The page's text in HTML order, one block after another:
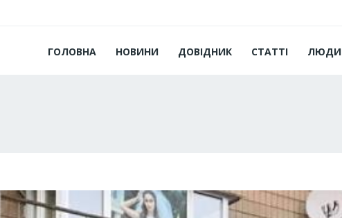
ГОЛОВНА НОВИНИ ДОВІДНИК СТАТТІ ЛЮДИ